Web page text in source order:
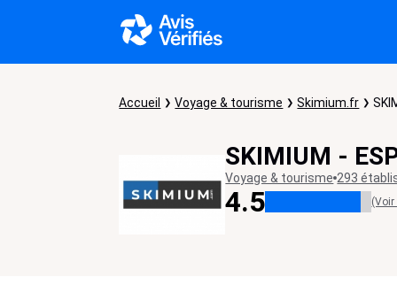
Accueil Voyage & tourisme Skimium.fr
SKIMIUM -
Voyage & tourisme 293
4.5 (Voir